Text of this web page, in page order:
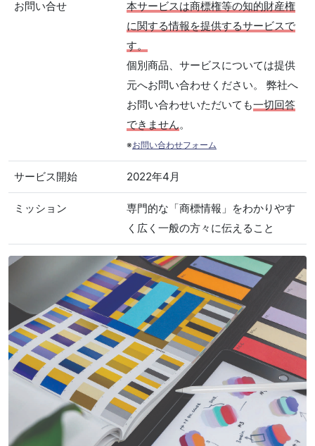
お問い合せ
本サービスは商標権等の知的財産権
に関する情報を提供するサービスで
す。
個別商品、サービスについては提供
元へお問い合わせください。 弊社へ
お問い合わせいただいても一切回答
できません。
※お問い合わせフォーム
サービス開始 2022年4月
ミッション
専門的な「商標情報」をわかりやす
く広く一般の方々に伝えること